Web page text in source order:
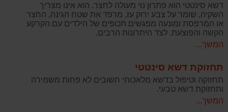
דשא סינטטי הוא פתרון נוי מעולה לחצר. הוא אינו מצריך
השקיה, שומר על צבע ירוק עז, מרפד את שטח הגינה, החצר
או המרפסת ומונעה מפגשים תכופים של הילדים עם הקרקע
הקשה והפוצעת. לצד היתרונות הרבים.
המשך...
תחזוקת דשא סינטטי
תחזוקה וטיפול בדשא מלאכותי חשובים לא פחות משמירה
ותחזוקת דשא טבעי.
המשך...